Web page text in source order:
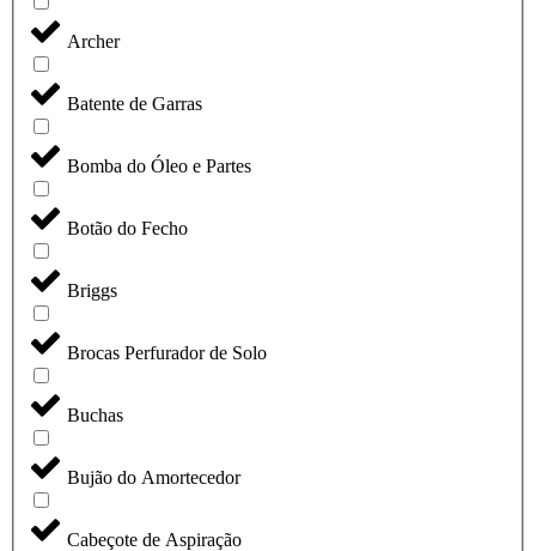
Archer
Batente de Garras
Bomba do Óleo e Partes
Botão do Fecho
Briggs
Brocas Perfurador de Solo
Buchas
Bujão do Amortecedor
Cabeçote de Aspiração